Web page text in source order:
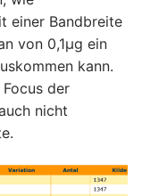
einer Bandbreite
von 0,1µg ein
kann.
der
nicht